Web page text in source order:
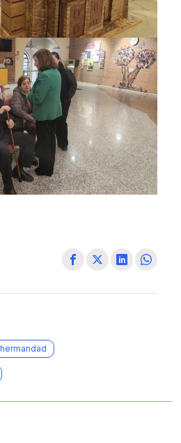
hermandad